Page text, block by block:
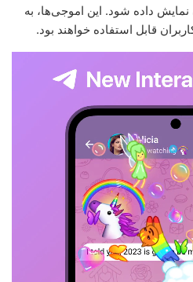
داده شود. این اموجی‌ها، به
قابل استفاده خواهند بود.